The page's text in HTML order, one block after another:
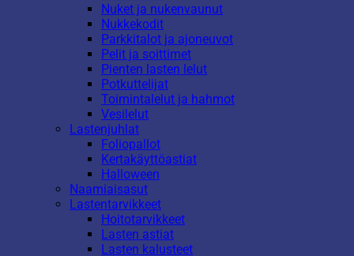
Nuket ja nukenvaunut
Nukkekodit
Parkkitalot ja ajoneuvot
Pelit ja soittimet
Pienten lasten lelut
Potkuttelijat
Toimintalelut ja hahmot
Vesilelut
Lastenjuhlat
Foliopallot
Kertakäyttöastiat
Halloween
Naamiaisasut
Lastentarvikkeet
Hoitotarvikkeet
Lasten astiat
Lasten kalusteet